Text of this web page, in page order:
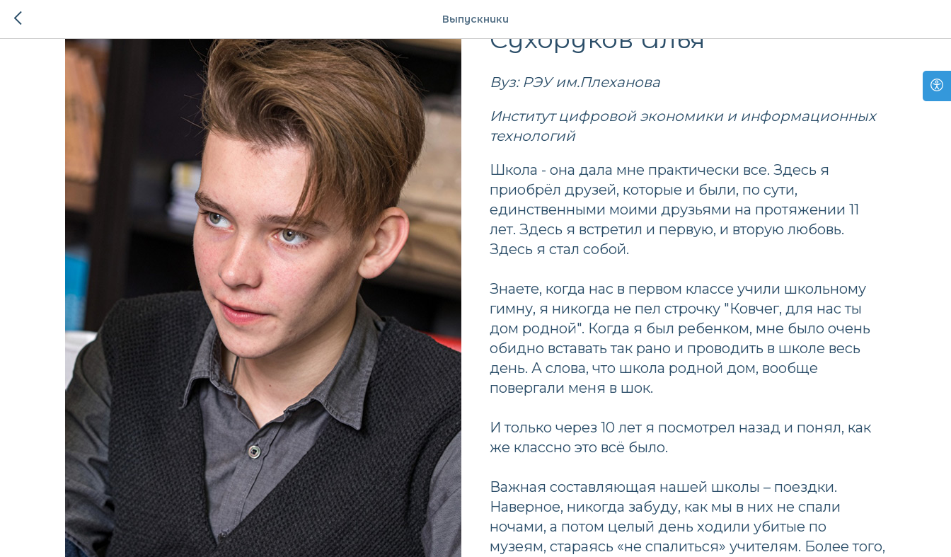
Выпускники
Сухоруков Илья
Вуз: РЭУ им.Плеханова
Институт цифровой экономики и информационных
технологий
Школа - она дала мне практически все. Здесь я
приобрёл друзей, которые и были, по сути,
единственными моими друзьями на протяжении 11
лет. Здесь я встретил и первую, и вторую любовь.
Здесь я стал собой.
Знаете, когда нас в первом классе учили школьному
гимну, я никогда не пел строчку "Ковчег, для нас ты
дом родной". Когда я был ребенком, мне было очень
обидно вставать так рано и проводить в школе весь
день. А слова, что школа родной дом, вообще
повергали меня в шок.
И только через 10 лет я посмотрел назад и понял, как
же классно это всё было.
Важная составляющая нашей школы – поездки.
Наверное, никогда забуду, как мы в них не спали
ночами, а потом целый день ходили убитые по
музеям, стараясь «не спалиться» учителям. Более того,